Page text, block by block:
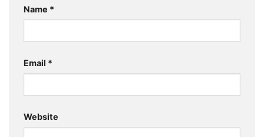
Name *
Email *
Website